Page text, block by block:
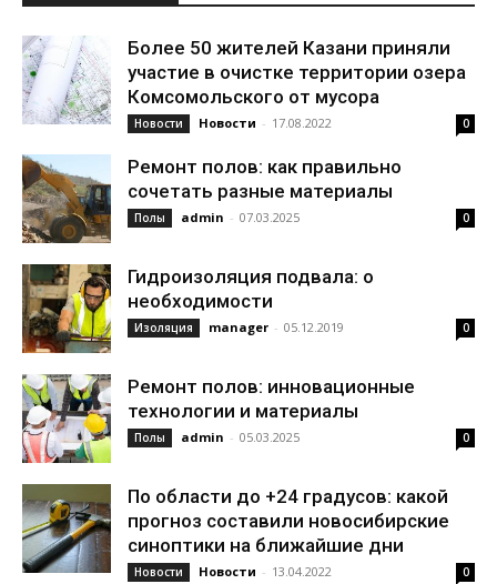
Более 50 жителей Казани приняли
участие в очистке территории озера
Комсомольского от мусора
Новости Новости - 17.08.2022 0
Ремонт полов: как правильно
сочетать разные материалы
Полы admin - 07.03.2025 0
Гидроизоляция подвала: о
необходимости
Изоляция manager - 05.12.2019 0
Ремонт полов: инновационные
технологии и материалы
Полы admin - 05.03.2025 0
По области до +24 градусов: какой
прогноз составили новосибирские
синоптики на ближайшие дни
Новости Новости - 13.04.2022 0